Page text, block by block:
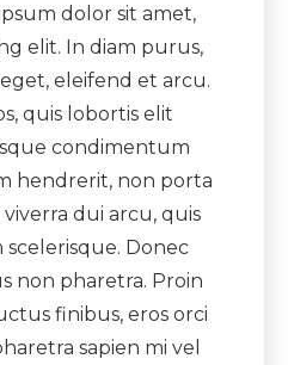
dolor sit amet,
elit. In diam purus,
eleifend et arcu.
quis lobortis elit
condimentum
hendrerit, non porta
viverra dui arcu, quis
Donec
non pharetra. Proin
finibus, eros orci
sapien mi vel